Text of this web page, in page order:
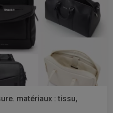
matériaux : tissu,